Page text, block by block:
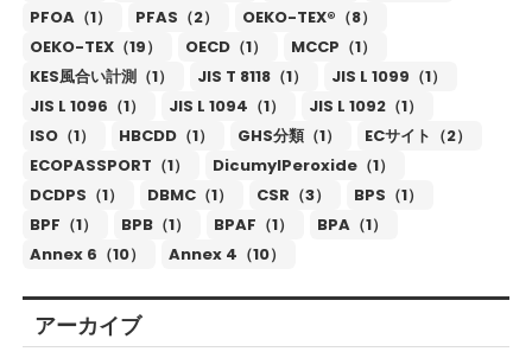
PFOA（1）
PFAS（2）
OEKO-TEX®（8）
OEKO-TEX（19）
OECD（1）
MCCP（1）
KES風合い計測（1）
JIS T 8118（1）
JIS L 1099（1）
JIS L 1096（1）
JIS L 1094（1）
JIS L 1092（1）
ISO（1）
HBCDD（1） GHS分類（1）
ECサイト（2）
ECOPASSPORT（1）
DicumylPeroxide（1）
DCDPS（1）
DBMC（1） CSR（3）
BPS（1）
BPF（1）
BPB（1） BPAF（1）
BPA（1）
Annex 6（10）
Annex 4（10）
アーカイブ